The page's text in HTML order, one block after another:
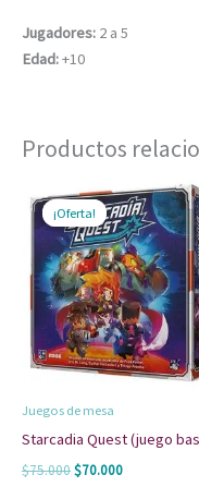
Jugadores: 2 a 5
Edad:+10
Productos
¡Oferta!
¡Oferta!
Juegos de mesa
Starcadia Quest (juego
$75.000
precio
original
era:
$75.000.
$70.000
El
precio
actual
es:
$70.000.